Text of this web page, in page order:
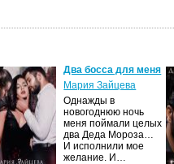
Два босса для меня
Мария Зайцева
Однажды в
новогоднюю ночь
меня поймали целых
два Деда Мороза…
И исполнили мое
желание. И…